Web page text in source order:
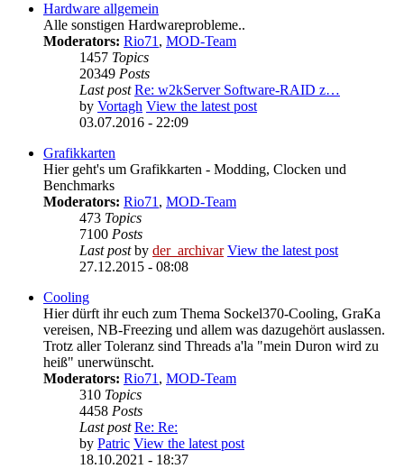
Hardware allgemein
Alle sonstigen Hardwareprobleme..
Moderators: Rio71, MOD-Team
1457 Topics
20349 Posts
Last post Re: w2kServer Software-RAID z…
by Vortagh View the latest post
03.07.2016 - 22:09
Grafikkarten
Hier geht's um Grafikkarten - Modding, Clocken und
Benchmarks
Moderators: Rio71, MOD-Team
473 Topics
7100 Posts
Last postby der_archivar View the latest post
27.12.2015 - 08:08
Cooling
Hier dürft ihr euch zum Thema Sockel370-Cooling, GraKa
vereisen, NB-Freezing und allem was dazugehört auslassen.
Trotz aller Toleranz sind Threads a'la "mein Duron wird zu
heiß" unerwünscht.
Moderators: Rio71, MOD-Team
310 Topics
4458 Posts
Last post Re: Re:
by Patric View the latest post
18.10.2021 - 18:37